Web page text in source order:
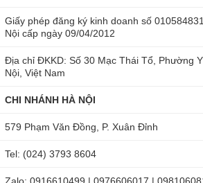
một số điểm như sau:
đảm bảo.
việc
Khả năng quan sát mẫu trong bán kính
Sau mỗi lần sử dụng, cần vệ sinh máy
lượng hoạt động và tuổi thọ của máy
Giấy phép đăng ký kinh doanh số
Nội cấp ngày 09/04/2012
Địa chỉ ĐKKD: Số 30 Mạc Thái Tổ, Phường
Nội, Việt Nam
CHI NHÁNH HÀ NỘI
579 Phạm Văn Đồng, P. Xuân Đỉnh
Tel: (024) 3793 8604